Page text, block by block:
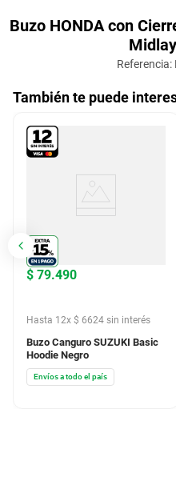
Buzo HONDA con
Referencia:
También te puede
$ 79.490
Hasta 12x $ 6624 sin interés
20
cuotas fijas de $4815
Buzo Canguro SUZUKI Basic
Hoodie Negro